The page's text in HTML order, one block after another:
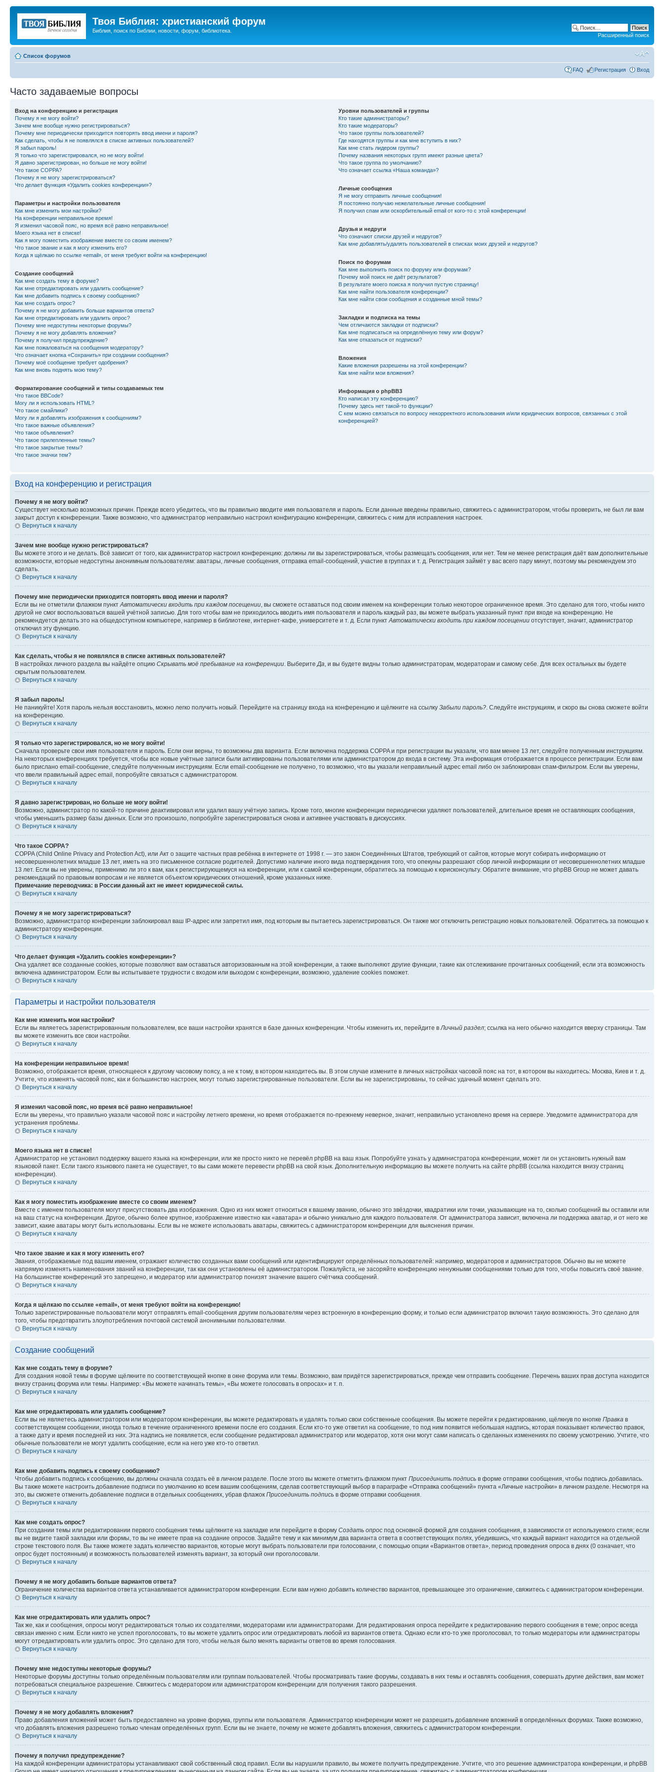
Твоя Библия: христианский форум
Библия, поиск по Библии, новости, форум, библиотека.
Расширенный поиск
Список форумов
FAQ Регистрация Вход
Часто задаваемые вопросы
Вход на конференцию и регистрация
Почему я не могу войти?
Зачем мне вообще нужно регистрироваться?
Почему мне периодически приходится повторять ввод имени и пароля?
Как сделать, чтобы я не появлялся в списке активных пользователей?
Я забыл пароль!
Я только что зарегистрировался, но не могу войти!
Я давно зарегистрирован, но больше не могу войти!
Что такое COPPA?
Почему я не могу зарегистрироваться?
Что делает функция «Удалить cookies конференции»?
Параметры и настройки пользователя
Как мне изменить мои настройки?
На конференции неправильное время!
Я изменил часовой пояс, но время всё равно неправильное!
Моего языка нет в списке!
Как я могу поместить изображение вместе со своим именем?
Что такое звание и как я могу изменить его?
Когда я щёлкаю по ссылке «email», от меня требуют войти на конференцию!
Создание сообщений
Как мне создать тему в форуме?
Как мне отредактировать или удалить сообщение?
Как мне добавить подпись к своему сообщению?
Как мне создать опрос?
Почему я не могу добавить больше вариантов ответа?
Как мне отредактировать или удалить опрос?
Почему мне недоступны некоторые форумы?
Почему я не могу добавлять вложения?
Почему я получил предупреждение?
Как мне пожаловаться на сообщения модератору?
Что означает кнопка «Сохранить» при создании сообщения?
Почему моё сообщение требует одобрения?
Как мне вновь поднять мою тему?
Форматирование сообщений и типы создаваемых тем
Что такое BBCode?
Могу ли я использовать HTML?
Что такое смайлики?
Могу ли я добавлять изображения к сообщениям?
Что такое важные объявления?
Что такое объявления?
Что такое прилепленные темы?
Что такое закрытые темы?
Что такое значки тем?
Уровни пользователей и группы
Кто такие администраторы?
Кто такие модераторы?
Что такое группы пользователей?
Где находятся группы и как мне вступить в них?
Как мне стать лидером группы?
Почему названия некоторых групп имеют разные цвета?
Что такое группа по умолчанию?
Что означает ссылка «Наша команда»?
Личные сообщения
Я не могу отправить личные сообщения!
Я постоянно получаю нежелательные личные сообщения!
Я получил спам или оскорбительный email от кого-то с этой конференции!
Друзья и недруги
Что означают списки друзей и недругов?
Как мне добавлять/удалять пользователей в списках моих друзей и недругов?
Поиск по форумам
Как мне выполнить поиск по форуму или форумам?
Почему мой поиск не даёт результатов?
В результате моего поиска я получил пустую страницу!
Как мне найти пользователя конференции?
Как мне найти свои сообщения и созданные мной темы?
Закладки и подписка на темы
Чем отличаются закладки от подписки?
Как мне подписаться на определённую тему или форум?
Как мне отказаться от подписки?
Вложения
Какие вложения разрешены на этой конференции?
Как мне найти мои вложения?
Информация о phpBB3
Кто написал эту конференцию?
Почему здесь нет такой-то функции?
С кем можно связаться по вопросу некорректного использования и/или юридических вопросов, связанных с этой
конференцией?
Вход на конференцию и регистрация
Почему я не могу войти?
Существует несколько возможных причин. Прежде всего убедитесь, что вы правильно вводите имя пользователя и пароль. Если данные введены правильно, свяжитесь с администратором, чтобы проверить, не был ли вам
закрыт доступ к конференции. Также возможно, что администратор неправильно настроил конфигурацию конференции, свяжитесь с ним для исправления настроек.
Вернуться к началу
Зачем мне вообще нужно регистрироваться?
Вы можете этого и не делать. Всё зависит от того, как администратор настроил конференцию: должны ли вы зарегистрироваться, чтобы размещать сообщения, или нет. Тем не менее регистрация даёт вам дополнительные
возможности, которые недоступны анонимным пользователям: аватары, личные сообщения, отправка email-сообщений, участие в группах и т. д. Регистрация займёт у вас всего пару минут, поэтому мы рекомендуем это
сделать.
Вернуться к началу
Почему мне периодически приходится повторять ввод имени и пароля?
Если вы не отметили флажком пункт Автоматически входить при каждом посещении , вы сможете оставаться под своим именем на конференции только некоторое ограниченное время. Это сделано для того, чтобы никто
другой не смог воспользоваться вашей учётной записью. Для того чтобы вам не приходилось вводить имя пользователя и пароль каждый раз, вы можете выбрать указанный пункт при входе на конференцию. Не
рекомендуется делать это на общедоступном компьютере, например в библиотеке, интернет-кафе, университете и т. д. Если пункт Автоматически входить при каждом посещении отсутствует, значит, администратор
отключил эту функцию.
Вернуться к началу
Как сделать, чтобы я не появлялся в списке активных пользователей?
В настройках личного раздела вы найдёте опцию Скрывать моё пребывание на конференции . Выберите Да , и вы будете видны только администраторам, модераторам и самому себе. Для всех остальных вы будете
скрытым пользователем.
Вернуться к началу
Я забыл пароль!
Не паникуйте! Хотя пароль нельзя восстановить, можно легко получить новый. Перейдите на страницу входа на конференцию и щёлкните на ссылку Забыли пароль? . Следуйте инструкциям, и скоро вы снова сможете войти
на конференцию.
Вернуться к началу
Я только что зарегистрировался, но не могу войти!
Сначала проверьте свои имя пользователя и пароль. Если они верны, то возможны два варианта. Если включена поддержка COPPA и при регистрации вы указали, что вам менее 13 лет, следуйте полученным инструкциям.
На некоторых конференциях требуется, чтобы все новые учётные записи были активированы пользователями или администратором до входа в систему. Эта информация отображается в процессе регистрации. Если вам
было прислано email-сообщение, следуйте полученным инструкциям. Если email-сообщение не получено, то возможно, что вы указали неправильный адрес email либо он заблокирован спам-фильтром. Если вы уверены,
что ввели правильный адрес email, попробуйте связаться с администратором.
Вернуться к началу
Я давно зарегистрирован, но больше не могу войти!
Возможно, администратор по какой-то причине деактивировал или удалил вашу учётную запись. Кроме того, многие конференции периодически удаляют пользователей, длительное время не оставляющих сообщения,
чтобы уменьшить размер базы данных. Если это произошло, попробуйте зарегистрироваться снова и активнее участвовать в дискуссиях.
Вернуться к началу
Что такое COPPA?
COPPA (Child Online Privacy and Protection Act), или Акт о защите частных прав ребёнка в интернете от 1998 г. — это закон Соединённых Штатов, требующий от сайтов, которые могут собирать информацию от
несовершеннолетних младше 13 лет, иметь на это письменное согласие родителей. Допустимо наличие иного вида подтверждения того, что опекуны разрешают сбор личной информации от несовершеннолетних младше
13 лет. Если вы не уверены, применимо ли это к вам, как к регистрирующемуся на конференции, или к самой конференции, обратитесь за помощью к юрисконсульту. Обратите внимание, что phpBB Group не может давать
рекомендаций по правовым вопросам и не является объектом юридических отношений, кроме указанных ниже.
Примечание переводчика: в России данный акт не имеет юридической силы.
Вернуться к началу
Почему я не могу зарегистрироваться?
Возможно, администратор конференции заблокировал ваш IP-адрес или запретил имя, под которым вы пытаетесь зарегистрироваться. Он также мог отключить регистрацию новых пользователей. Обратитесь за помощью к
администратору конференции.
Вернуться к началу
Что делает функция «Удалить cookies конференции»?
Она удаляет все созданные cookies, которые позволяют вам оставаться авторизованным на этой конференции, а также выполняют другие функции, такие как отслеживание прочитанных сообщений, если эта возможность
включена администратором. Если вы испытываете трудности с входом или выходом с конференции, возможно, удаление cookies поможет.
Вернуться к началу
Параметры и настройки пользователя
Как мне изменить мои настройки?
Если вы являетесь зарегистрированным пользователем, все ваши настройки хранятся в базе данных конференции. Чтобы изменить их, перейдите в Личный раздел; ссылка на него обычно находится вверху страницы. Там
вы можете изменить все свои настройки.
Вернуться к началу
На конференции неправильное время!
Возможно, отображается время, относящееся к другому часовому поясу, а не к тому, в котором находитесь вы. В этом случае измените в личных настройках часовой пояс на тот, в котором вы находитесь: Москва, Киев и т. д.
Учтите, что изменять часовой пояс, как и большинство настроек, могут только зарегистрированные пользователи. Если вы не зарегистрированы, то сейчас удачный момент сделать это.
Вернуться к началу
Я изменил часовой пояс, но время всё равно неправильное!
Если вы уверены, что правильно указали часовой пояс и настройку летнего времени, но время отображается по-прежнему неверное, значит, неправильно установлено время на сервере. Уведомите администратора для
устранения проблемы.
Вернуться к началу
Моего языка нет в списке!
Администратор не установил поддержку вашего языка на конференции, или же просто никто не перевёл phpBB на ваш язык. Попробуйте узнать у администратора конференции, может ли он установить нужный вам
языковой пакет. Если такого языкового пакета не существует, то вы сами можете перевести phpBB на свой язык. Дополнительную информацию вы можете получить на сайте phpBB (ссылка находится внизу страниц
конференции).
Вернуться к началу
Как я могу поместить изображение вместе со своим именем?
Вместе с именем пользователя могут присутствовать два изображения. Одно из них может относиться к вашему званию, обычно это звёздочки, квадратики или точки, указывающие на то, сколько сообщений вы оставили или
на ваш статус на конференции. Другое, обычно более крупное, изображение известно как «аватара» и обычно уникально для каждого пользователя. От администратора зависит, включена ли поддержка аватар, и от него же
зависит, какие аватары могут быть использованы. Если вы не можете использовать аватары, свяжитесь с администратором конференции для выяснения причин.
Вернуться к началу
Что такое звание и как я могу изменить его?
Звания, отображаемые под вашим именем, отражают количество созданных вами сообщений или идентифицируют определённых пользователей: например, модераторов и администраторов. Обычно вы не можете
напрямую изменять наименования званий на конференции, так как они установлены её администратором. Пожалуйста, не засоряйте конференцию ненужными сообщениями только для того, чтобы повысить своё звание.
На большинстве конференций это запрещено, и модератор или администратор понизят значение вашего счётчика сообщений.
Вернуться к началу
Когда я щёлкаю по ссылке «email», от меня требуют войти на конференцию!
Только зарегистрированные пользователи могут отправлять email-сообщения другим пользователям через встроенную в конференцию форму, и только если администратор включил такую возможность. Это сделано для
того, чтобы предотвратить злоупотребления почтовой системой анонимными пользователями.
Вернуться к началу
Создание сообщений
Как мне создать тему в форуме?
Для создания новой темы в форуме щёлкните по соответствующей кнопке в окне форума или темы. Возможно, вам придётся зарегистрироваться, прежде чем отправить сообщение. Перечень ваших прав доступа находится
внизу страниц форума или темы. Например: «Вы можете начинать темы», «Вы можете голосовать в опросах» и т. п.
Вернуться к началу
Как мне отредактировать или удалить сообщение?
Если вы не являетесь администратором или модератором конференции, вы можете редактировать и удалять только свои собственные сообщения. Вы можете перейти к редактированию, щёлкнув по кнопке Правка в
соответствующем сообщении, иногда только в течение ограниченного времени после его создания. Если кто-то уже ответил на сообщение, то под ним появится небольшая надпись, которая показывает количество правок,
а также дату и время последней из них. Эта надпись не появляется, если сообщение редактировал администратор или модератор, хотя они могут сами написать о сделанных изменениях по своему усмотрению. Учтите, что
обычные пользователи не могут удалить сообщение, если на него уже кто-то ответил.
Вернуться к началу
Как мне добавить подпись к своему сообщению?
Чтобы добавить подпись к сообщению, вы должны сначала создать её в личном разделе. После этого вы можете отметить флажком пункт Присоединить подпись в форме отправки сообщения, чтобы подпись добавилась.
Вы также можете настроить добавление подписи по умолчанию ко всем вашим сообщениям, сделав соответствующий выбор в параграфе «Отправка сообщений» пункта «Личные настройки» в личном разделе. Несмотря на
это, вы сможете отменить добавление подписи в отдельных сообщениях, убрав флажок Присоединить подпись в форме отправки сообщения.
Вернуться к началу
Как мне создать опрос?
При создании темы или редактировании первого сообщения темы щёлкните на закладке или перейдите в форму Создать опрос под основной формой для создания сообщения, в зависимости от используемого стиля; если
вы не видите такой закладки или формы, то вы не имеете прав на создание опросов. Задайте тему и как минимум два варианта ответа в соответствующих полях, убедившись, что каждый вариант находится на отдельной
строке текстового поля. Вы также можете задать количество вариантов, которые могут выбрать пользователи при голосовании, с помощью опции «Вариантов ответа», период проведения опроса в днях (0 означает, что
опрос будет постоянным) и возможность пользователей изменять вариант, за который они проголосовали.
Вернуться к началу
Почему я не могу добавить больше вариантов ответа?
Ограничение количества вариантов ответа устанавливается администратором конференции. Если вам нужно добавить количество вариантов, превышающее это ограничение, свяжитесь с администратором конференции.
Вернуться к началу
Как мне отредактировать или удалить опрос?
Так же, как и сообщения, опросы могут редактироваться только их создателями, модераторами или администраторами. Для редактирования опроса перейдите к редактированию первого сообщения в теме; опрос всегда
связан именно с ним. Если никто не успел проголосовать, то вы можете удалить опрос или отредактировать любой из вариантов ответа. Однако если кто-то уже проголосовал, то только модераторы или администраторы
могут отредактировать или удалить опрос. Это сделано для того, чтобы нельзя было менять варианты ответов во время голосования.
Вернуться к началу
Почему мне недоступны некоторые форумы?
Некоторые форумы доступны только определённым пользователям или группам пользователей. Чтобы просматривать такие форумы, создавать в них темы и оставлять сообщения, совершать другие действия, вам может
потребоваться специальное разрешение. Свяжитесь с модератором или администратором конференции для получения такого разрешения.
Вернуться к началу
Почему я не могу добавлять вложения?
Право добавления вложений может быть предоставлено на уровне форума, группы или пользователя. Администратор конференции может не разрешить добавление вложений в определённых форумах. Также возможно,
что добавлять вложения разрешено только членам определённых групп. Если вы не знаете, почему не можете добавлять вложения, свяжитесь с администратором конференции.
Вернуться к началу
Почему я получил предупреждение?
На каждой конференции администраторы устанавливают свой собственный свод правил. Если вы нарушили правило, вы можете получить предупреждение. Учтите, что это решение администратора конференции, и phpBB